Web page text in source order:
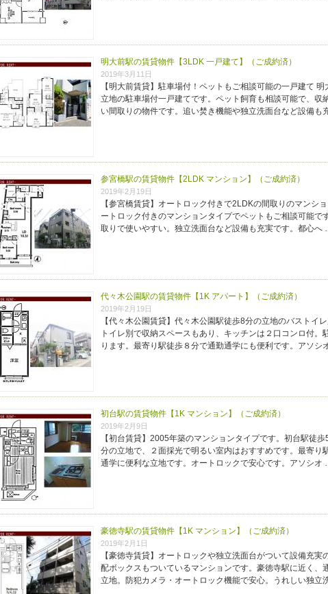
明大前駅の賃貸物件【3LDK 一戸建て】（ご成約済）
2019年3月11日
【明大前賃貸】駐車場付！ペットもご相談可能の一戸建て
立地の駐車場付一戸建てです。ペット飼育も相談可能で、収
い間取りの物件です。追い焚き機能や独立洗面台など設備も
参宮橋駅の賃貸物件【2LDK マンション】（ご成約済）
2019年2月19日
【参宮橋賃貸】オートロック付きで2LDKの間取りのマンシ
ートロック付きのマンションタイプでペットもご相談可能で
取りで使いやすい。独立洗面台など設備も充実です。都心へ
代々木公園駅の賃貸物件【1K アパート】（ご成約済）
2019年2月19日
【代々木公園賃貸】代々木公園駅徒歩8分の立地のバストイ
トイレ別で収納スペースもあり、キッチンは２口コンロ付。
ります。最寄り駅徒歩８分で通勤通学にも便利です。アソシ
初台駅の賃貸物件【1K マンション】（ご成約済）
2019年2月9日
【初台賃貸】2005年築のマンションタイプです。初台駅徒歩
分の立地で、２面採光で明るい室内はおすすめです。最寄り
通学に便利な立地です。オートロックで安心です。アソシオ
豪徳寺駅の賃貸物件【1K マンション】（ご成約済）
2019年2月1日
【豪徳寺賃貸】オートロックや独立洗面台がついて設備充実
配ボックスもついているマンションです。豪徳寺駅に近く、
立地。防犯カメラ・オートロック機能で安心。うれしい独立